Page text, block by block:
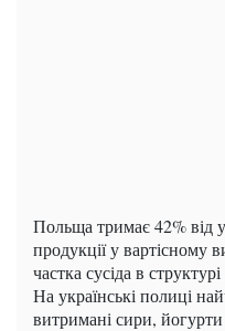
Польща тримає 42% від
продукції у вартісному
частка сусіда в
На українські полиці
витримані сири,